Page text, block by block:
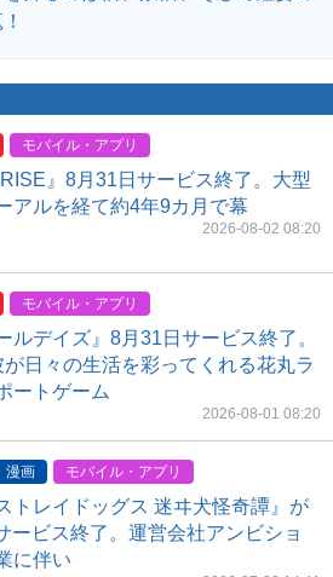
モバイル・アプリ
RISE』8月31日サービス終了。大型
アルを経て約4年9カ月で幕
2026-08-02 08:20
モバイル・アプリ
ルデイズ』8月31日サービス終了。
日々の生活を彩ってくれる花丸ラ
ートゲーム
2026-08-01 08:20
漫画 モバイル・アプリ
トレイドッグス 迷ヰ犬怪奇譚』が
ービス終了。運営会社アンビショ
に伴い